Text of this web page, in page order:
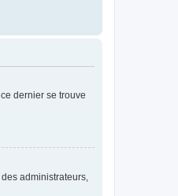
dernier se trouve
administrateurs,